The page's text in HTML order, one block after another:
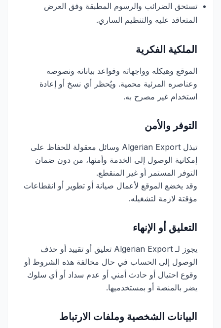
تستحق الضرائب والرسوم المطبقة وفق العرض
المتعاقد عليه والتنظيم الساري.
الملكية الفكرية
الموقع وهيكله وواجهاته وقواعد بياناته ونصوصه
وعناصره المرئية محمية. ويُحظر أي نسخ أو إعادة
استخدام غير مصرح به.
التوفر والأمن
تبذل Algerian Export وسائل معقولة للحفاظ على
إمكانية الوصول إلى الخدمة وأمنها، من دون ضمان
التوفر المستمر أو غير المنقطع.
وقد يخضع الموقع لأعمال صيانة أو تطوير أو انقطاعات
مؤقتة لازمة لتشغيله.
التعليق أو الإنهاء
يجوز لـ Algerian Export تعليق أو تقييد أو حذف
الوصول إلى الحساب في حال مخالفة هذه الشروط أو
وقوع احتيال أو حادث أمني أو عدم سداد أو أي سلوك
يضر بالمنصة أو بمستخدميها.
البيانات الشخصية وملفات الارتباط